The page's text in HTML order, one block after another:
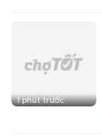
1 phút trước